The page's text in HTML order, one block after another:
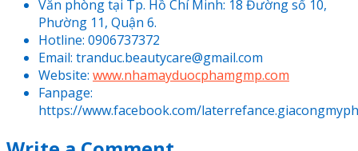
Văn phòng tại Tp. Hồ Chí Minh: 18 Đường số 10,
Phường 11, Quận 6.
Hotline: 0906737372
Email: tranduc.beautycare@gmail.com
Website: www.nhamayduocphamgmp.com
Fanpage:
https://www.facebook.com/